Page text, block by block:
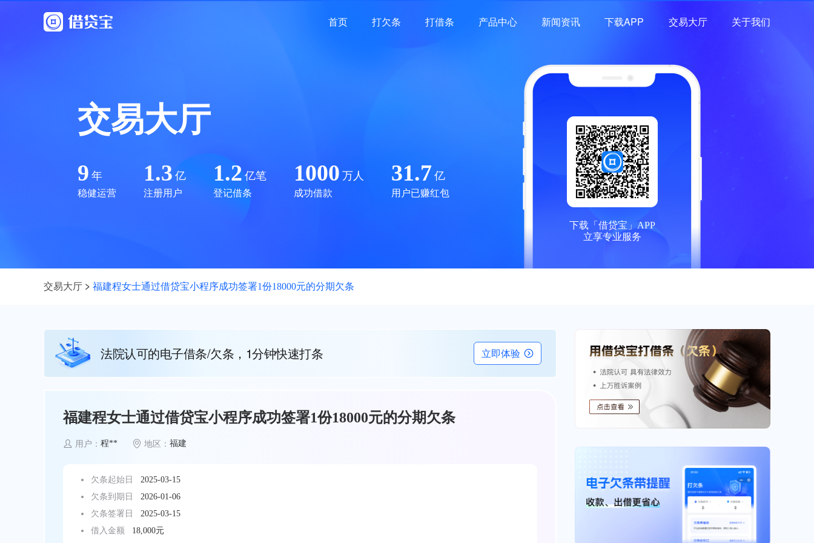
首页 打欠条 打借条 产品中心 新闻资讯 下载APP 交易大厅 关于我们
交易大厅
9 年
稳健运营
1.3 亿
注册用户
1.2 亿笔
登记借条
1000 万人
成功借款
31.7 亿
用户已赚红包
下载「借贷宝」APP
立享专业服务
交易大厅 福建程女士通过借贷宝小程序成功签署1份18000元的分期欠条
法院认可的电子借条/欠条，1分钟快速打条 立即体验
福建程女士通过借贷宝小程序成功签署1份18000元的分期欠条
用户： 程** 地区： 福建
欠条起始日
2025-03-15
欠条到期日
2026-01-06
欠条签署日
2025-03-15
借入金额
18,000元